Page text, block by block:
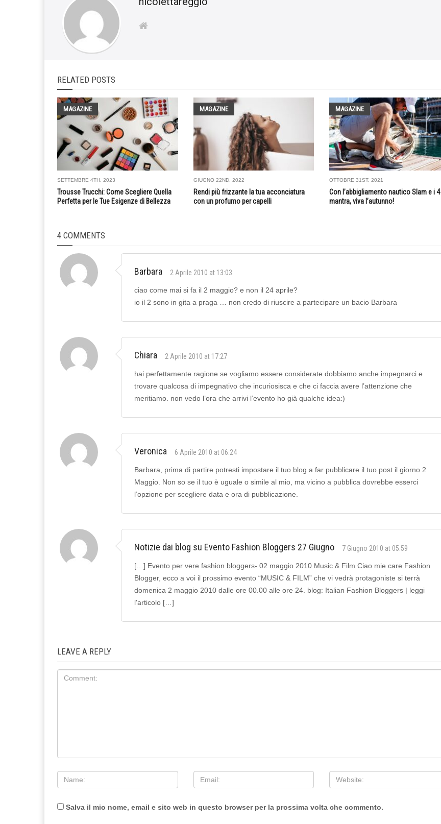
RELATED POSTS
MAGAZINE
SETTEMBRE 4TH, 2023
Trousse Trucchi: Come Scegliere Quella
Perfetta per le Tue Esigenze di Bellezza
MAGAZINE
GIUGNO 22ND, 2022
Rendi più frizzante la tua acconciatura
con un profumo per capelli
MAGAZINE
OTTOBRE 31ST, 2021
Con l’abbigliamento nautico Slam e i 4
mantra, viva l’autunno!
4 COMMENTS
Barbara 2 Aprile 2010 at 13:03
ciao come mai si fa il 2 maggio? e non il 24 aprile?
io il 2 sono in gita a praga … non credo di riuscire a partecipare un bacio Barbara
Chiara 2 Aprile 2010 at 17:27
hai perfettamente ragione se vogliamo essere considerate dobbiamo anche impegnarci e
trovare qualcosa di impegnativo che incuriosisca e che ci faccia avere l’attenzione che
meritiamo. non vedo l’ora che arrivi l’evento ho già qualche idea:)
Veronica 6 Aprile 2010 at 06:24
Barbara, prima di partire potresti impostare il tuo blog a far pubblicare il tuo post il giorno 2
Maggio. Non so se il tuo è uguale o simile al mio, ma vicino a pubblica dovrebbe esserci
l’opzione per scegliere data e ora di pubblicazione.
Notizie dai blog su Evento Fashion Bloggers 27 Giugno 7 Giugno 2010 at 05:59
[…] Evento per vere fashion bloggers- 02 maggio 2010 Music & Film Ciao mie care Fashion
Blogger, ecco a voi il prossimo evento “MUSIC & FILM” che vi vedrà protagoniste si terrà
domenica 2 maggio 2010 dalle ore 00.00 alle ore 24. blog: Italian Fashion Bloggers | leggi
l'articolo […]
LEAVE A REPLY
Salva il mio nome, email e sito web in questo browser per la prossima volta che commento.